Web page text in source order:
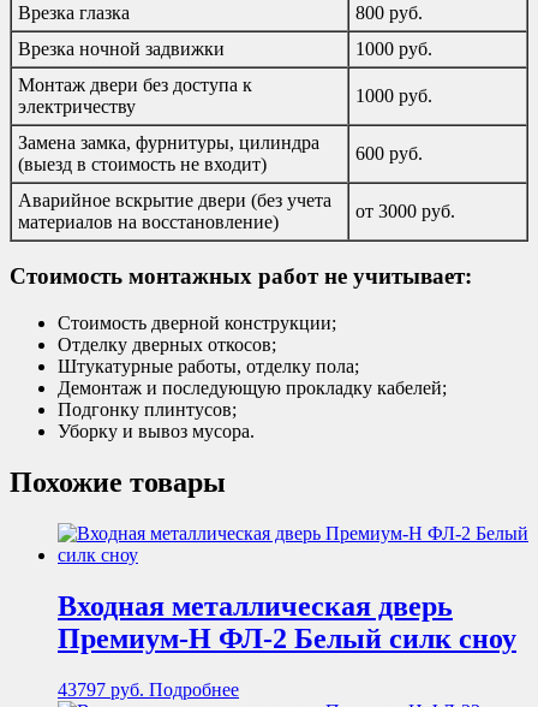
Врезка глазка
800 руб.
Врезка ночной задвижки
1000 руб.
Монтаж двери без доступа к
электричеству
1000 руб.
Замена замка, фурнитуры, цилиндра
(выезд в стоимость не входит)
600 руб.
Аварийное вскрытие двери (без учета
материалов на восстановление)
от 3000 руб.
Стоимость монтажных работ не учитывает:
Стоимость дверной конструкции;
Отделку дверных откосов;
Штукатурные работы, отделку пола;
Демонтаж и последующую прокладку кабелей;
Подгонку плинтусов;
Уборку и вывоз мусора.
Похожие товары
Входная металлическая дверь
Премиум-Н ФЛ-2 Белый силк сноу
43797 руб. Подробнее